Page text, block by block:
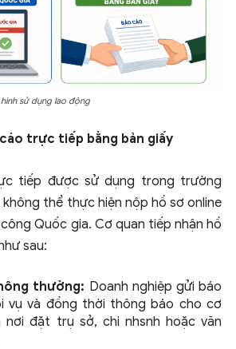
sử dụng lao động
trực tiếp bằng bản giấy
tiếp được sử dụng trong trường
thể thực hiện nộp hồ sơ online
Quốc gia. Cơ quan tiếp nhận hồ
sau:
thường: Doanh nghiệp gửi báo
vụ và đồng thời thông báo cho cơ
nơi đặt trụ sở, chi nhsnh hoặc văn